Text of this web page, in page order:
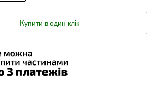
Купити в один клік